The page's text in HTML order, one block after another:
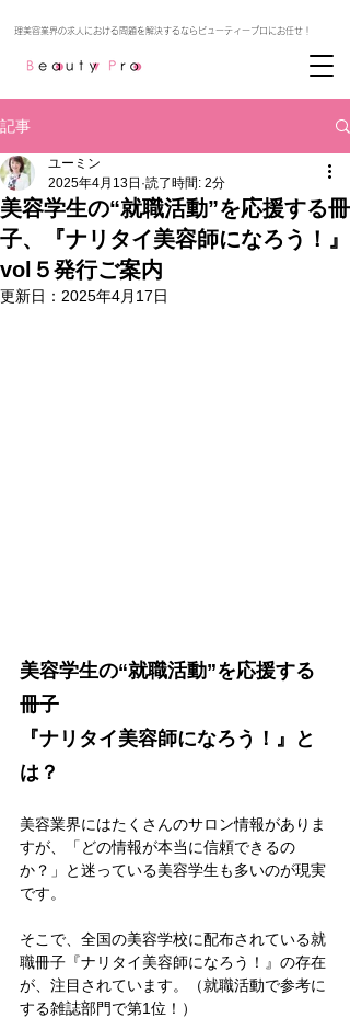
記事
美容学生の“就職活動”を応援する冊
子、『ナリタイ美容師になろう！』
vol５発行ご案内
ユーミン
2025年4月13日 読了時間: 2分
更新日： 2025年4月17日
美容学生の“就職活動”を応援する
冊子
『ナリタイ美容師になろう！』と
は？
美容業界にはたくさんのサロン情報がありま
すが、「どの情報が本当に信頼できるの
か？」と迷っている美容学生も多いのが現実
です。
そこで、全国の美容学校に配布されている就
職冊子『ナリタイ美容師になろう！』の存在
が、注目されています。（就職活動で参考に
する雑誌部門で第1位！）